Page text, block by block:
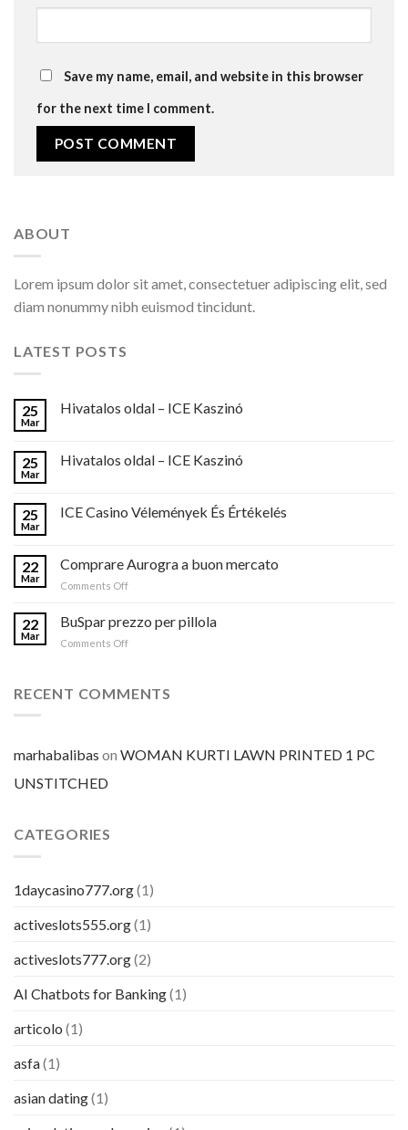
Save my name, email, and website in this browser
for the next time I comment.
ABOUT
Lorem ipsum dolor sit amet, consectetuer adipiscing elit, sed
diam nonummy nibh euismod tincidunt.
LATEST POSTS
25
Mar
Hivatalos oldal – ICE Kaszinó
25
Mar
Hivatalos oldal – ICE Kaszinó
25
Mar
ICE Casino Vélemények És Értékelés
22
Mar
Comprare Aurogra a buon mercato
Comments Offon
a
buon
22
Mar
BuSpar prezzo per pillola
Comments Offon
per
RECENT COMMENTS
marhabalibas on WOMAN KURTI LAWN PRINTED 1 PC
UNSTITCHED
CATEGORIES
1daycasino777.org(1)
activeslots555.org(1)
activeslots777.org(2)
AI Chatbots for Banking(1)
articolo (1)
asfa(1)
asian dating(1)